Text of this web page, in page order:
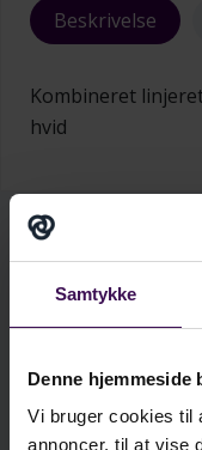
Samtykke
Denne hjemmeside
Vi bruger cookies til
annoncer, til at vise
Beskrivelse
Kombineret
hvid